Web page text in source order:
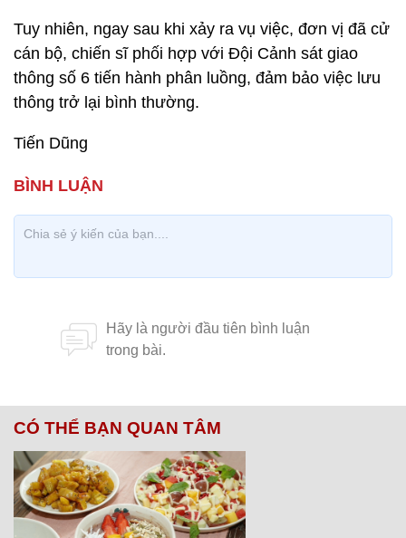
Tuy nhiên, ngay sau khi xảy ra vụ việc, đơn vị đã cử
cán bộ, chiến sĩ phối hợp với Đội Cảnh sát giao
thông số 6 tiến hành phân luồng, đảm bảo việc lưu
thông trở lại bình thường.
Tiến Dũng
CÓ THỂ BẠN QUAN TÂM